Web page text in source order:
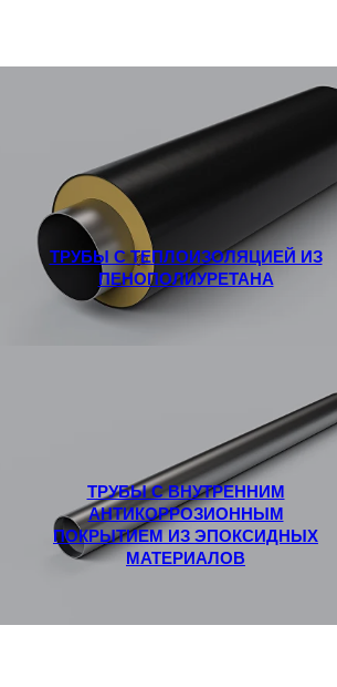
ТРУБЫ С ТЕПЛОИЗОЛЯЦИЕЙ ИЗ
ПЕНОПОЛИУРЕТАНА
ТРУБЫ С ВНУТРЕННИМ
АНТИКОРРОЗИОННЫМ
ПОКРЫТИЕМ ИЗ ЭПОКСИДНЫХ
МАТЕРИАЛОВ